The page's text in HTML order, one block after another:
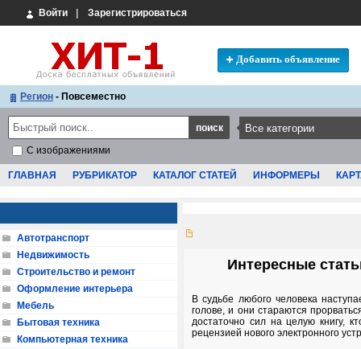
Войти Зарегистрироваться
Добавить объявление
Регион - Повсеместно
С изображениями
ГЛАВНАЯ РУБРИКАТОР КАТАЛОГ СТАТЕЙ ИНФОРМЕРЫ
Интересные
В судьбе любого человека
голове, и они стараются
достаточно сил на целую книгу,
рецензией нового электронного
Автотранспорт
Недвижимость
Строительство и ремонт
Оформление интерьера
Мебель
Бытовая техника
Компьютерная техника